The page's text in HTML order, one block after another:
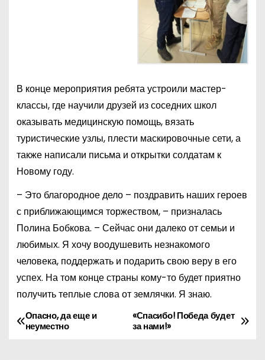
В конце мероприятия ребята устроили мастер-
классы, где научили друзей из соседних школ
оказывать медицинскую помощь, вязать
туристические узлы, плести маскировочные сети, а
также написали письма и открытки солдатам к
Новому году.
– Это благородное дело – поздравить наших героев
с приближающимся торжеством, – призналась
Полина Бобкова. – Сейчас они далеко от семьи и
любимых. Я хочу воодушевить незнакомого
человека, поддержать и подарить свою веру в его
успех. На том конце страны кому-то будет приятно
получить теплые слова от землячки. Я знаю.
Н
«Спасибо! Победа будет
за нами!»
Опасно, да еще и
неуместно